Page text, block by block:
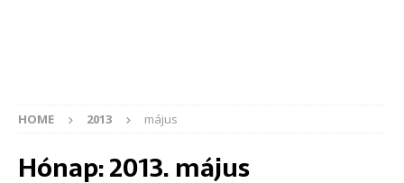
HOME 2013 május
Hónap:2013. május